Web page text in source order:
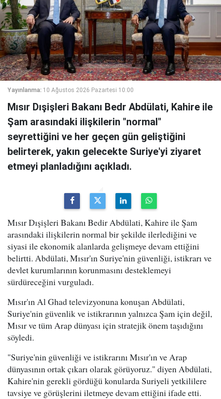
Yayınlanma: 10 Ağustos 2026 Pazartesi 10:00
Mısır Dışişleri Bakanı Bedr Abdülati, Kahire ile
Şam arasındaki ilişkilerin "normal"
seyrettiğini ve her geçen gün geliştiğini
belirterek, yakın gelecekte Suriye'yi ziyaret
etmeyi planladığını açıkladı.
Mısır Dışişleri Bakanı Bedir Abdülati, Kahire ile Şam
arasındaki ilişkilerin normal bir şekilde ilerlediğini ve
siyasi ile ekonomik alanlarda gelişmeye devam ettiğini
belirtti. Abdülati, Mısır'ın Suriye'nin güvenliği, istikrarı ve
devlet kurumlarının korunmasını desteklemeyi
sürdüreceğini vurguladı.
Mısır'ın Al Ghad televizyonuna konuşan Abdülati,
Suriye'nin güvenlik ve istikrarının yalnızca Şam için değil,
Mısır ve tüm Arap dünyası için stratejik önem taşıdığını
söyledi.
"Suriye'nin güvenliği ve istikrarını Mısır'ın ve Arap
dünyasının ortak çıkarı olarak görüyoruz." diyen Abdülati,
Kahire'nin gerekli gördüğü konularda Suriyeli yetkililere
tavsiye ve görüşlerini iletmeye devam ettiğini ifade etti.